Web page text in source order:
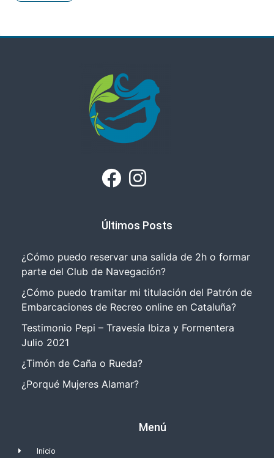
Últimos Posts
¿Cómo puedo reservar una salida de 2h o formar
parte del Club de Navegación?
¿Cómo puedo tramitar mi titulación del Patrón de
Embarcaciones de Recreo online en Cataluña?
Testimonio Pepi – Travesía Ibiza y Formentera
Julio 2021
¿Timón de Caña o Rueda?
¿Porqué Mujeres Alamar?
Menú
Inicio